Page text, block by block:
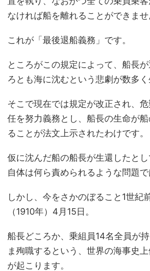
なければ船を離れることができませ
これが「最後退船義務」です。
ところがこの規定によって、船長
ろとも海に沈むという悲劇が数多く
そこで現在では規定が改正され、
任を努力義務とし、船長の生命が
ることが法文上示されたわけです。
仮に沈んだ船の船長が生還したと
自体は何ら責められるような問題で
しかし、今をさかのぼること1世紀
（1910年）4月15日。
船長どころか、乗組員14名全員が
ま殉職するという、世界の海事史
が起こります。